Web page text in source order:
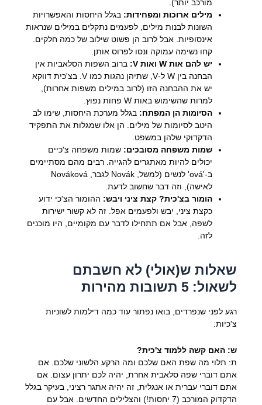
מורכב יותר).
מילים ארוכות ומפחידות: בגלל היחסות והאפשרויות
השונות לבנות מילים, לפעמים נתקלים במילים שנראות
אינסופיות. אבל לרוב הן פשוט שילוב של כמה חלקים.
קחו נשימה עמוקה ונסו לפרוס אותן.
יש להם אות W ואות V:
ברוב השפות הסלאביות אין
הבחנה בין W ל-V, שתיהן נהגות כמו V. בצ'כית דווקא
יש את ההבחנה הזו (לרוב במילים משפות אחרות),
למרות שהשימוש באות W פחות נפוץ.
הסיומות הן המפתח: בגלל מערכת היחסות, שימו לב
היטב לסיומות של מילים. הן אלו שמגלות את התפקיד
הדקדוקי שלהן במשפט.
שמות משפחה מסובכים: שמות משפחה צ'כיים
יכולים להיות מאתגרים להגייה. רבים מהם מסתיימים
ב-'ová' לנשים (למשל, Novák לגבר, Nováková
לאישה), וזה דבר שחשוב לדעת.
הומור בצ'כית? קצת ציני ויבש: ההומור הצ'כי ידוע
כקצת ציני, יבש ולפעמים אפל. זה לא קשור ישירות
לשפה, אבל אם תתחילו לדבר עם מקומיים, היו מוכנים
לזה.
שאלות ש(אולי) לא חשבתם
לשאול: 5 תשובות מהירות
רגע לפני שנפרדים, בואו נפתור עוד כמה דילמות לשוניות
צ'כיות:
ש: האם קשה ללמוד צ'כית?
ת: תלוי מה שפת האם שלכם ומה הרקע הלשוני שלכם. אם
אתם דוברי שפה סלאבית אחרת, יהיה לכם יתרון עצום. אם
אתם דוברי עברית או אנגלית, זה יהיה אתגר רציני, בעיקר בגלל
הדקדוק המורכב (7 יחסות!) והצלילים החדשים. אבל עם